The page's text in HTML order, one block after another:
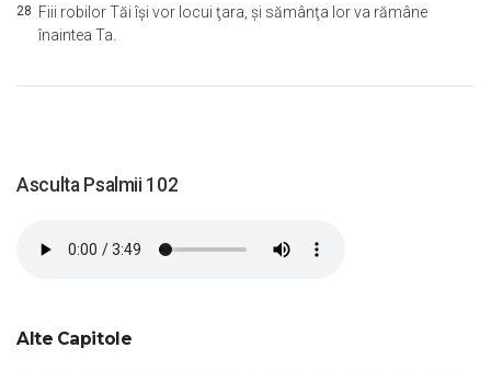
28 Fiii robilor Tăi îşi vor locui ţara, şi sămânţa lor va rămâne
înaintea Ta.
Asculta Psalmii 102
Alte Capitole